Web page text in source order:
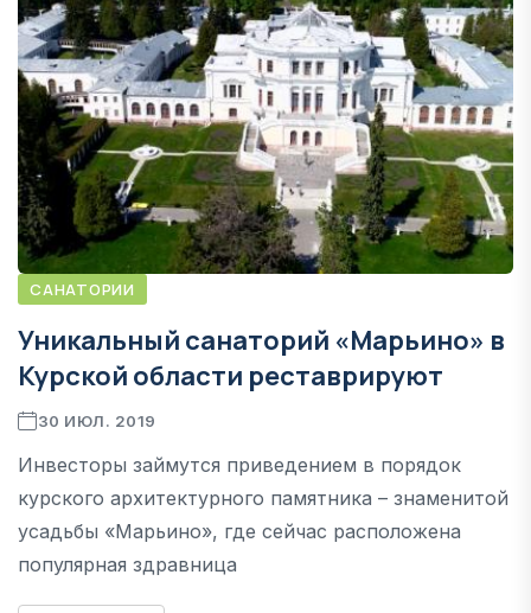
САНАТОРИИ
Уникальный санаторий «Марьино» в
Курской области реставрируют
30 ИЮЛ. 2019
Инвесторы займутся приведением в порядок
курского архитектурного памятника – знаменитой
усадьбы «Марьино», где сейчас расположена
популярная здравница